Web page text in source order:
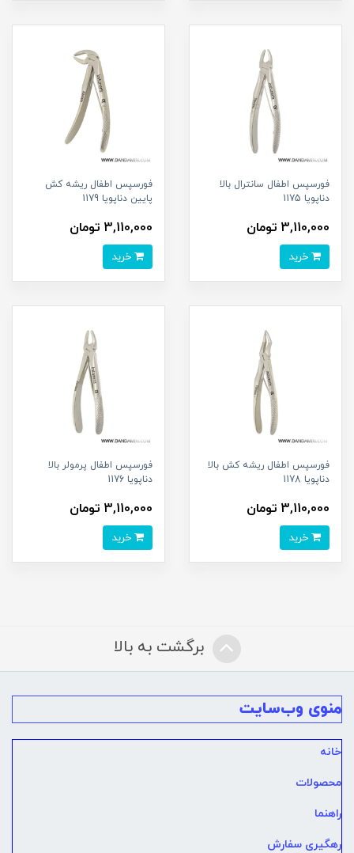
فورسپس اطفال سانترال بالا
دناپویا 1175
3,110,000 تومان
فورسپس اطفال ریشه کش
پایین دناپویا 1179
3,110,000 تومان
فورسپس اطفال ریشه کش بالا
دناپویا 1178
3,110,000 تومان
فورسپس اطفال پرمولر بالا
دناپویا 1176
3,110,000 تومان
برگشت به بالا
منوی وب‌سایت
خانه
محصولات
راهنما
رهگیری سفارش